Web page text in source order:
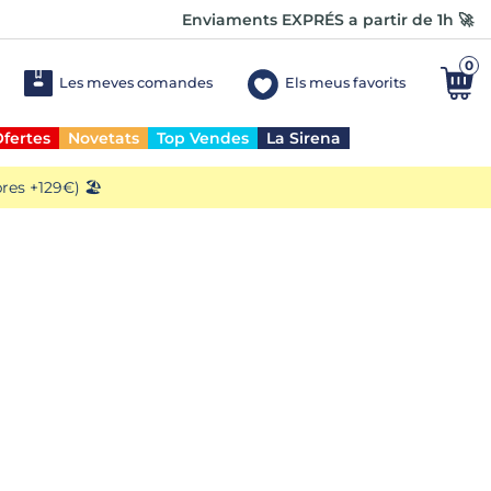
Enviaments EXPRÉS a partir de 1h 🚀
Les meves comandes Els meus favorits
0
Novetats Top Vendes La Sirena
+129€) 🏖️